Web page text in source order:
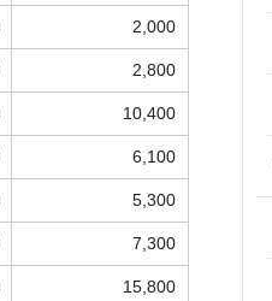
2,000
2,800
10,400
6,100
5,300
7,300
15,800